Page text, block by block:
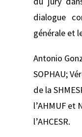
dialogue
générale et
Antonio
SOPHAU;
de la
l’AHMUF et
l’AHCESR.